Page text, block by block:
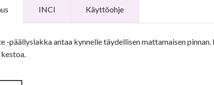
INCI Käyttöohje
-päällyslakka antaa kynnelle täydellisen mattamaisen